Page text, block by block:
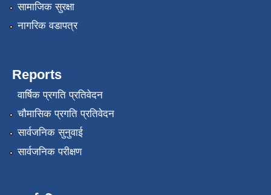
सामाजिक सुरक्षा
नागरिक वडापत्र
Reports
वार्षिक प्रगति प्रतिवेदन
चौमासिक प्रगति प्रतिवेदन
सार्वजनिक सुनुवाई
सार्वजनिक परीक्षण